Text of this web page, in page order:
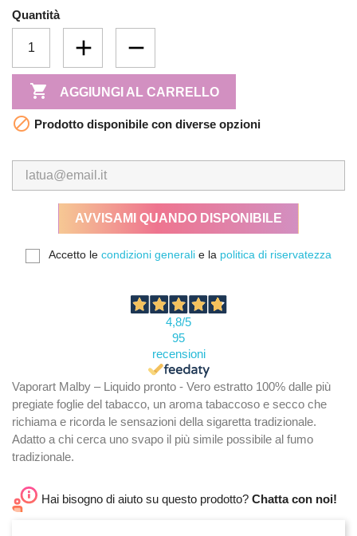
Quantità
 AGGIUNGI AL CARRELLO
 Prodotto disponibile con diverse opzioni
AVVISAMI QUANDO DISPONIBILE
Accetto le condizioni generali e la politica di riservatezza
4,8/5
95
recensioni
Vaporart Malby – Liquido pronto - Vero estratto 100% dalle più
pregiate foglie del tabacco, un aroma tabaccoso e secco che
richiama e ricorda le sensazioni della sigaretta tradizionale.
Adatto a chi cerca uno svapo il più simile possibile al fumo
tradizionale.
Hai bisogno di aiuto su questo prodotto? Chatta con noi!